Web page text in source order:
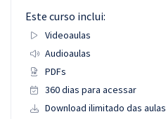
Este curso inclui:
Videoaulas
Audioaulas
PDFs
360 dias para acessar
Download ilimitado das aulas